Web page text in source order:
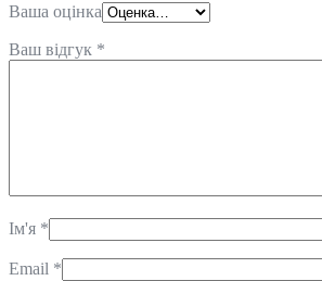
Ваша оцінка
Ваш відгук *
Ім'я *
Email *